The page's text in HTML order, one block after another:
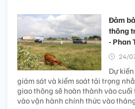
Đảm
thông
- Phan
24/
Dự
giám sát và kiểm soát tải trọng
giao thông sẽ hoàn thành vào
vào vận hành chính thức vào